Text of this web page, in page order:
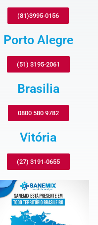
(81)3995-0156
Porto Alegre
(51) 3195-2061
Brasilia
0800 580 9782
Vitória
(27) 3191-0655